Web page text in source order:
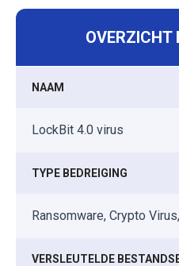
OVERZICHT
NAAM
LockBit 4.0 virus
TYPE BEDREIGING
Ransomware, Crypto
VERSLEUTELDE